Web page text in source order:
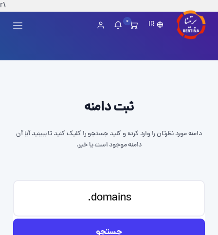
\r
IR
0
ثبت دامنه
دامنه مورد نظرتان را وارد کرده و کلید جستجو را کلیک کنید تا ببینید آیا آن
دامنه موجود است یا خیر.
جستجو